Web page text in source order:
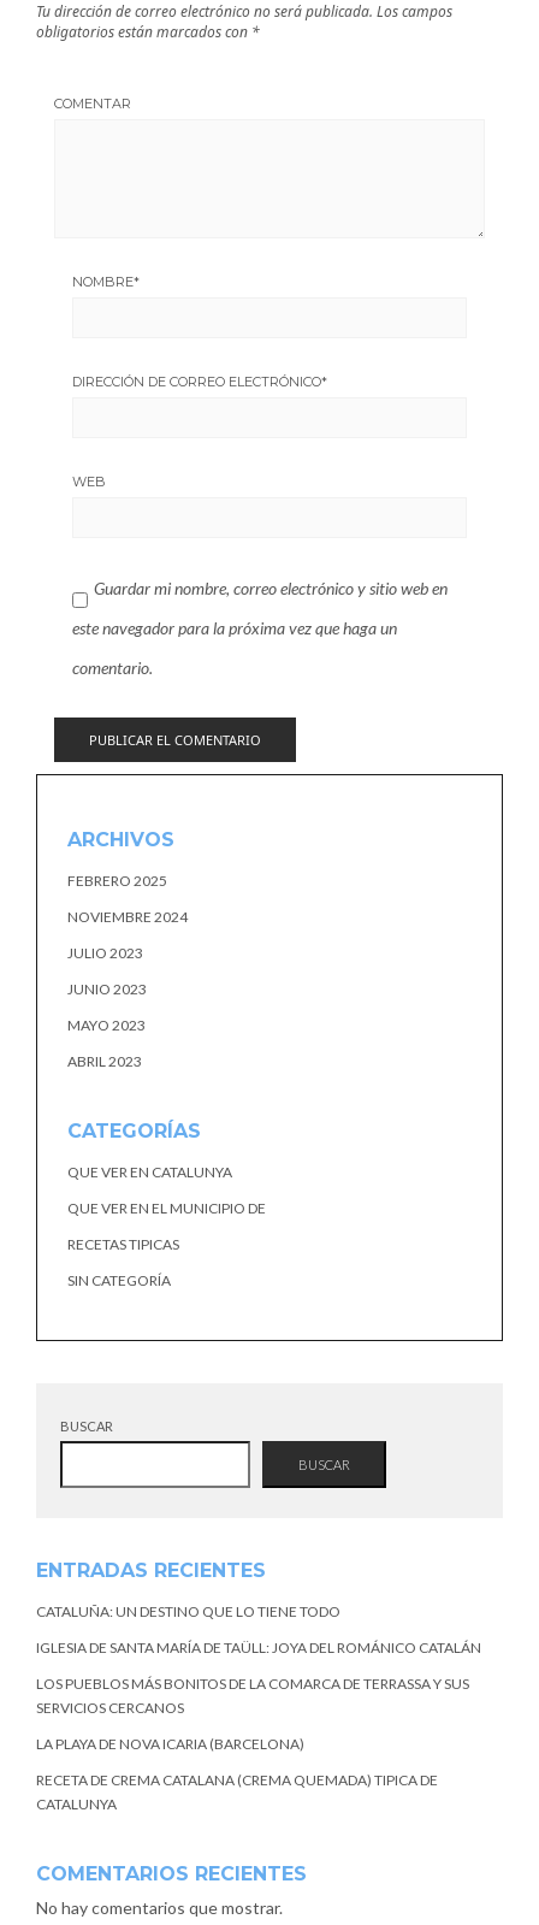
Tu dirección de correo electrónico no será publicada. Los campos
obligatorios están marcados con *
COMENTAR
NOMBRE*
DIRECCIÓN DE CORREO ELECTRÓNICO*
WEB
Guardar mi nombre, correo electrónico y sitio web en
este navegador para la próxima vez que haga un
comentario.
ARCHIVOS
FEBRERO 2025
NOVIEMBRE 2024
JULIO 2023
JUNIO 2023
MAYO 2023
ABRIL 2023
CATEGORÍAS
QUE VER EN CATALUNYA
QUE VER EN EL MUNICIPIO DE
RECETAS TIPICAS
SIN CATEGORÍA
BUSCAR
BUSCAR
ENTRADAS RECIENTES
CATALUÑA: UN DESTINO QUE LO TIENE TODO
IGLESIA DE SANTA MARÍA DE TAÜLL: JOYA DEL ROMÁNICO CATALÁN
LOS PUEBLOS MÁS BONITOS DE LA COMARCA DE TERRASSA Y SUS
SERVICIOS CERCANOS
LA PLAYA DE NOVA ICARIA (BARCELONA)
RECETA DE CREMA CATALANA (CREMA QUEMADA) TIPICA DE
CATALUNYA
COMENTARIOS RECIENTES
No hay comentarios que mostrar.